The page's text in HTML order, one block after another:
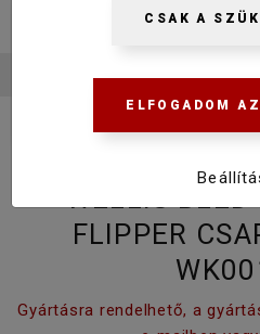
FLIPPER
Gyártásra rendelhető, a
CSAK A
ELFOGADOM